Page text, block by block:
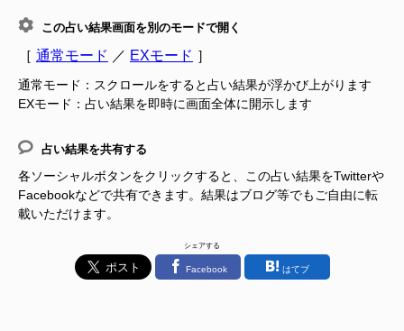
この占い結果画面を別のモードで開く
［ 通常モード ／ EXモード ］
通常モード：スクロールをすると占い結果が浮かび上がります
EXモード：占い結果を即時に画面全体に開示します
占い結果を共有する
各ソーシャルボタンをクリックすると、この占い結果をTwitterや
Facebookなどで共有できます。結果はブログ等でもご自由に転
載いただけます。
シェアする
Facebook はてブ